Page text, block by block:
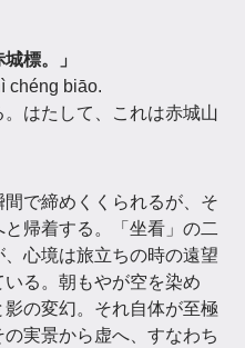
標。」
chéng biāo.
はたして、これは赤城山
で締めくくられるが、そ
帰着する。「坐看」の二
心境は旅立ちの時の遠望
る。朝もやが空を染め
の変幻。それ自体が至極
実景から虚へ、すなわち